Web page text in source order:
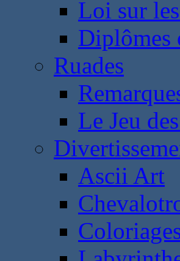
Loi sur
Diplômes
Ruades
Le Jeu
Ascii Art